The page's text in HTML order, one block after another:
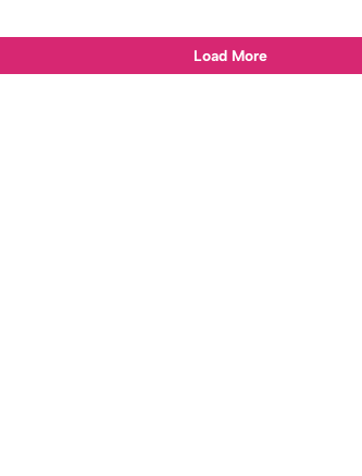
Load More